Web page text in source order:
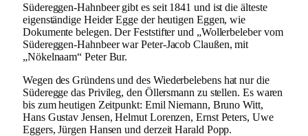
Südereggen-Hahnbeer gibt es seit 1841 und ist die älteste
eigenständige Heider Egge der heutigen Eggen, wie
Dokumente belegen. Der Feststifter und „Wollerbeleber vom
Südereggen-Hahnbeer war Peter-Jacob Claußen, mit
„Nökelnaam“ Peter Bur.
Wegen des Gründens und des Wiederbelebens hat nur die
Süderegge das Privileg, den Öllersmann zu stellen. Es waren
bis zum heutigen Zeitpunkt: Emil Niemann, Bruno Witt,
Hans Gustav Jensen, Helmut Lorenzen, Ernst Peters, Uwe
Eggers, Jürgen Hansen und derzeit Harald Popp.